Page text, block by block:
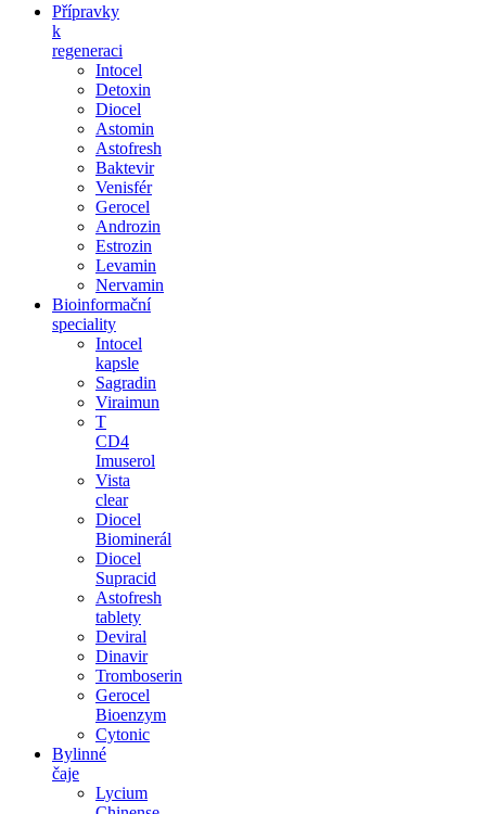
Přípravky
k
regeneraci
Intocel
Detoxin
Diocel
Astomin
Astofresh
Baktevir
Venisfér
Gerocel
Androzin
Estrozin
Levamin
Nervamin
Bioinformační
speciality
Intocel
kapsle
Sagradin
Viraimun
T
CD4
Imuserol
Vista
clear
Diocel
Biominerál
Diocel
Supracid
Astofresh
tablety
Deviral
Dinavir
Tromboserin
Gerocel
Bioenzym
Cytonic
Bylinné
čaje
Lycium